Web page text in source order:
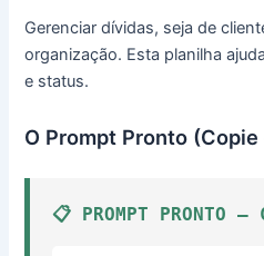
Gerenciar dívidas, seja de
organização. Esta planilha
e status.
O Prompt Pronto (Copie
📋 PROMPT PRONTO –